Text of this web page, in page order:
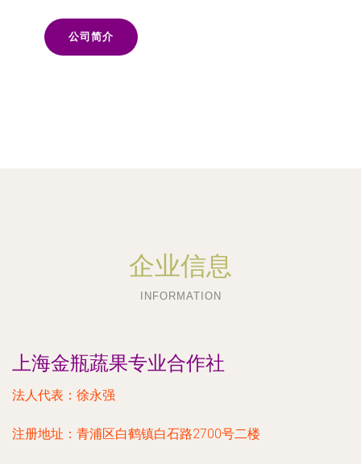
公司简介
企业信息
INFORMATION
上海金瓶蔬果专业合作社
法人代表： 徐永强
注册地址： 青浦区白鹤镇白石路2700号二楼